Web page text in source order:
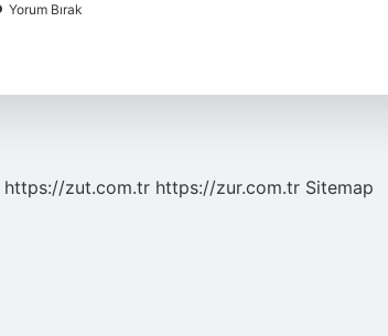
Yorum Bırak
https://zut.com.tr https://zur.com.tr Sitemap